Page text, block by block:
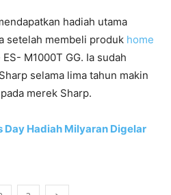
hadiah utama
setelah membeli produk home
M1000T GG. Ia sudah
selama lima tahun makin
merek Sharp.
Day Hadiah Milyaran Digelar